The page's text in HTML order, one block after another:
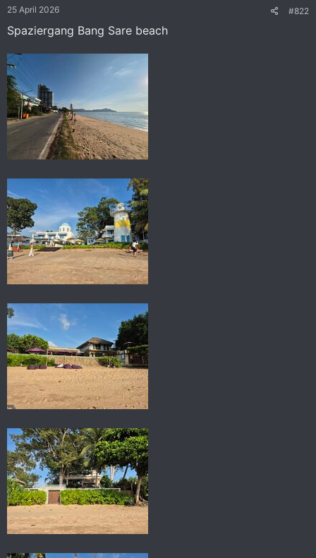
n
25 April 2026 #822
Spaziergang Bang Sare beach